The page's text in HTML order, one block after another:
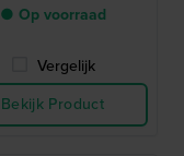
● Op voorraad
Vergelijk
Bekijk Product